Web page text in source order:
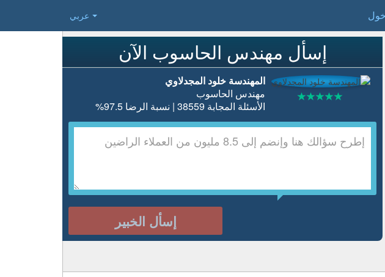
عربي
إسأل مهندس الحاسوب الآن
المهندسة خلود المجدلاوي
مهندس الحاسوب
الأسئلة المجابة 38559 | نسبة الرضا 97.5%
إسأل الخبير